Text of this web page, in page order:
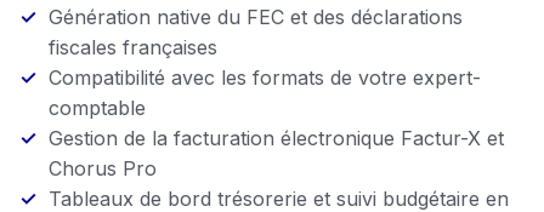
Génération native du FEC et des déclarations
fiscales françaises
Compatibilité avec les formats de votre expert-
comptable
Gestion de la facturation électronique Factur-X et
Chorus Pro
Tableaux de bord trésorerie et suivi budgétaire en